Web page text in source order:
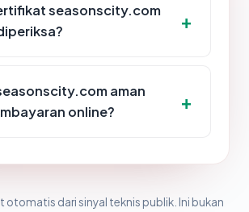
seasonscity.com
aman
online?
otomatis dari sinyal teknis publik. Ini bukan